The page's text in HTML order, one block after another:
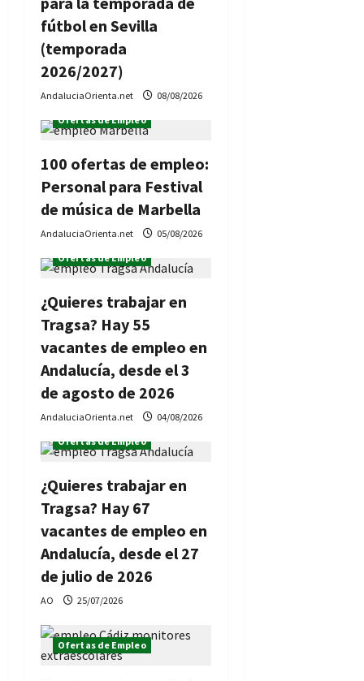
s
fútbol en Sevilla
(temporada
2026/2027)
AndaluciaOrienta.net
08/08/2026
Ofertas de Empleo
100 ofertas de empleo:
Personal para Festival
de música de Marbella
AndaluciaOrienta.net
05/08/2026
Ofertas de Empleo
¿Quieres trabajar en
Tragsa? Hay 55
vacantes de empleo en
Andalucía, desde el 3
de agosto de 2026
AndaluciaOrienta.net
04/08/2026
Ofertas de Empleo
¿Quieres trabajar en
Tragsa? Hay 67
vacantes de empleo en
Andalucía, desde el 27
de julio de 2026
AO 25/07/2026
Ofertas de Empleo